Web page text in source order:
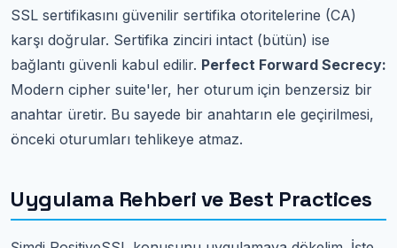
SSL sertifikasını güvenilir sertifika otoritelerine (CA)
karşı doğrular. Sertifika zinciri intact (bütün) ise
bağlantı güvenli kabul edilir. Perfect Forward Secrecy:
Modern cipher suite'ler, her oturum için benzersiz bir
anahtar üretir. Bu sayede bir anahtarın ele geçirilmesi,
önceki oturumları tehlikeye atmaz.
Uygulama Rehberi ve Best Practices